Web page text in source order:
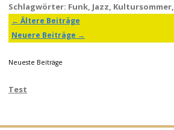
Schlagwörter: Funk, Jazz, Kultursommer,
Beitragsnavigation
← Ältere Beiträge
Neuere Beiträge →
Neueste Beiträge
Test